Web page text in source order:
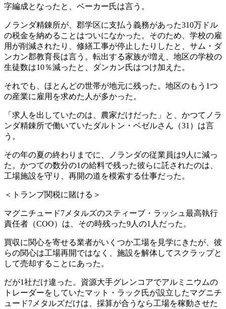
字編成となったと、ベーカー氏は言う。
ノランダ精錬所が、郡学区に支払う義務があった310万ドル
の税金を納めることはついになかった。そのため、学校の雇
用が削減されたり、修繕工事が停止したりしたと、サム・ダ
ンカン郡教育長は言う。転出する家族が増え、地区の学校の
生徒数は10％減ったと、ダンカン氏はつけ加えた。
それでも、ほとんどの世帯が地元に残った。地区のもう1つ
の産業に雇用を求めた人が多かった。
「求人を出していたのは、農家だけだった」と、かつてノラ
ンダ精錬所で働いていたダルトン・ベゼルさん（31）は言
う。
その年の夏の終わりまでに、ノランダの従業員は9人に減っ
た。かつての数分の1の給料で残った彼らに託されたのは、
工場施設を守り、再開の道を模索する仕事だった。
＜トランプ関税に賭ける＞
マグニチュード7メタルズのスティーブ・ラッシュ最高執行
責任者（COO）は、その時残った9人の1人だった。
買収に関心を寄せる業者がいくつか工場を見学にきたが、彼
らの関心は工場再開ではなく、施設を解体してスクラップと
して売却することにあった。
だが1社だけ違った。資源大手グレンコアでアルミニウムの
トレーダーをしていたマット・ラック氏が設立したマグニチ
ュード7メタルズだけは、採算が合うなら工場を稼動させた